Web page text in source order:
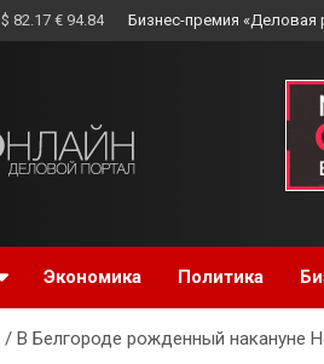
$ 82.17 € 94.84 Бизнес-премия «Деловая
Экономика Политика
В Белгороде рожденный накануне